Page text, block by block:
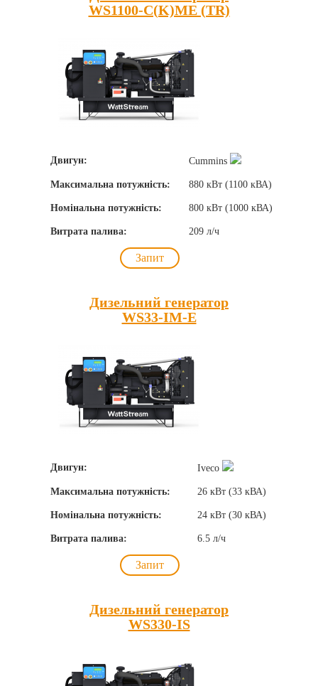
WS1100-C(K)ME (TR)
Двигун: Cummins
Максимальна потужність: 880 кВт (1100 кВА)
Номінальна потужність: 800 кВт (1000 кВА)
Витрата палива: 209 л/ч
Запит
Дизельний генератор
WS33-IM-E
Двигун: Iveco
Максимальна потужність: 26 кВт (33 кВА)
Номінальна потужність: 24 кВт (30 кВА)
Витрата палива: 6.5 л/ч
Запит
Дизельний генератор
WS330-IS